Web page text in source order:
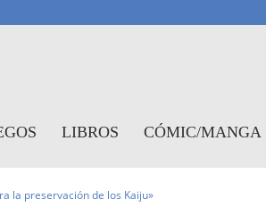
LIBROS CÓMIC/MANGA
la preservación de los Kaiju»